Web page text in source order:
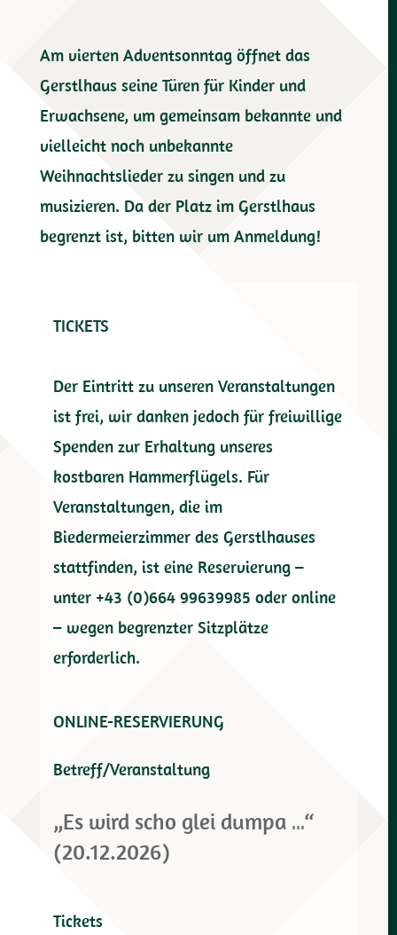
Am vierten Adventsonntag öffnet das
Gerstlhaus seine Türen für Kinder und
Erwachsene, um gemeinsam bekannte und
vielleicht noch unbekannte
Weihnachtslieder zu singen und zu
musizieren. Da der Platz im Gerstlhaus
begrenzt ist, bitten wir um Anmeldung!
TICKETS
Der Eintritt zu unseren Veranstaltungen
ist frei, wir danken jedoch für freiwillige
Spenden zur Erhaltung unseres
kostbaren Hammerflügels. Für
Veranstaltungen, die im
Biedermeierzimmer des Gerstlhauses
stattfinden, ist eine Reservierung –
unter +43 (0)664 99639985 oder online
– wegen begrenzter Sitzplätze
erforderlich.
ONLINE-RESERVIERUNG
Betreff/Veranstaltung
Tickets